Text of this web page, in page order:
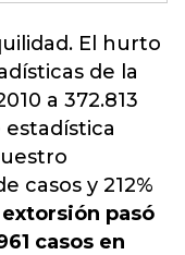
El
hurto
de la
a 372.813
casos y 212%
extorsión pasó
casos en